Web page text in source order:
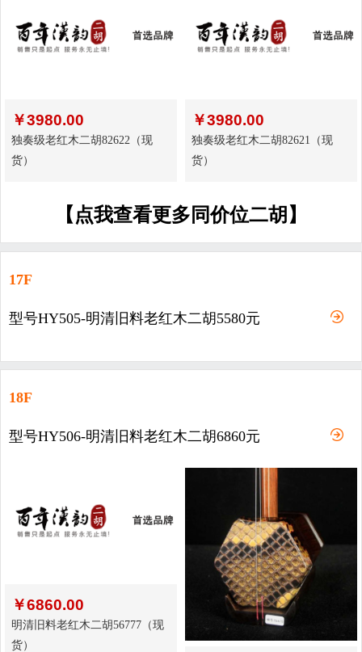
￥3980.00
独奏级老红木二胡82622（现
货）
￥3980.00
独奏级老红木二胡82621（现
货）
【点我查看更多同价位二胡】
17F
型号HY505-明清旧料老红木二胡5580元
18F
型号HY506-明清旧料老红木二胡6860元
￥6860.00
明清旧料老红木二胡56777（现
货）